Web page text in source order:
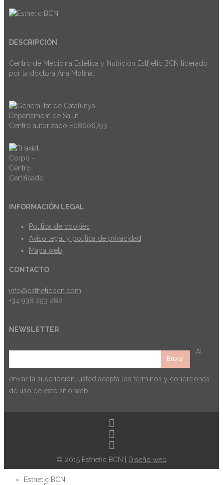
DESCRIPCIÓN
Centro de Medicina Estética y Nutrición Esthetic BCN liderado
por la doctora Ana Molina.
Centro autorizado E08606793
INFORMACIÓN LEGAL
Politica de cookies
Aviso legal y política de privacidad
Mapa web
CONTACTO
info@estheticbcn.com
+34 938 293 282
NEWSLETTER
Al
enviar la suscripción, usted acepta los terminos y condiciones
de uso de este sitio web.
© 2015 Esthetic BCN | Diseño web
Esthetic BCN